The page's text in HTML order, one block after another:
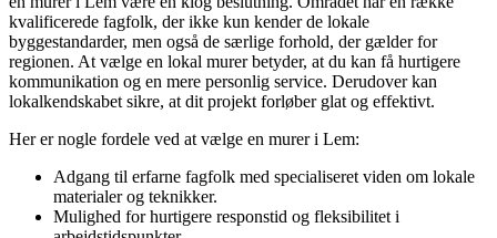
kvalificerede fagfolk, der ikke kun kender de lokale
byggestandarder, men også de særlige forhold, der gælder for
regionen. At vælge en lokal murer betyder, at du kan få hurtigere
kommunikation og en mere personlig service. Derudover kan
lokalkendskabet sikre, at dit projekt forløber glat og effektivt.
Her er nogle fordele ved at vælge en murer i Lem:
Adgang til erfarne fagfolk med specialiseret viden om lokale
materialer og teknikker.
Mulighed for hurtigere responstid og fleksibilitet i